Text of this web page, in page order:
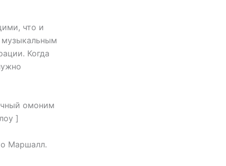
что и
музыкальным
Когда
омоним
]
Маршалл.